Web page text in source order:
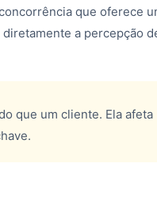
que oferece
a percepção
que um cliente. Ela afeta